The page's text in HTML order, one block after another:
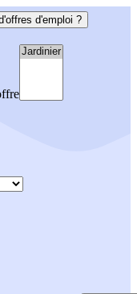
d'emploi ?